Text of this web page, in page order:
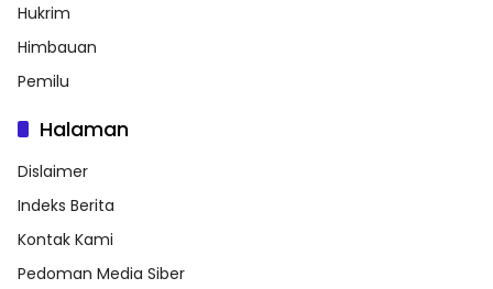
Hukrim
Himbauan
Pemilu
Halaman
Dislaimer
Indeks Berita
Kontak Kami
Pedoman Media Siber